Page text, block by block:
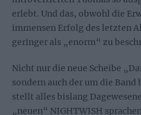
erlebt. Und das, obwohl die
immensen Erfolg des letzten
geringer als „enorm“ zu
Nicht nur die neue Scheibe
sondern auch der um die
stellt alles bislang
„neuen“ NIGHTWISH